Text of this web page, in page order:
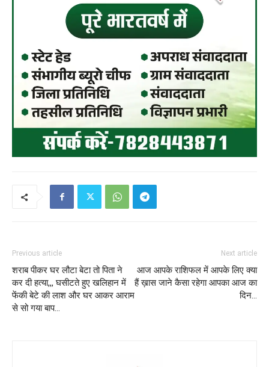
Previous article
शराब पीकर घर लौटा बेटा तो पिता ने
कर दी हत्या,,, घसीटते हुए खलिहान में
फेंकी बेटे की लाश और घर आकर आराम
से सो गया बाप…
Next article
आज आपके राशिफल में आपके लिए क्या
हैं ख़ास जाने कैसा रहेगा आपका आज का
दिन…